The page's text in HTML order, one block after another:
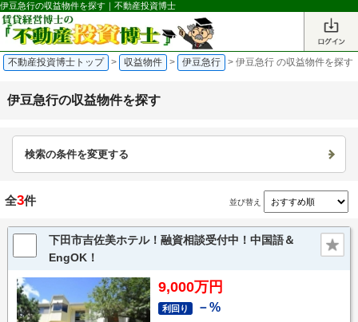
伊豆急行の収益物件を探す｜不動産投資博士
不動産投資博士トップ > 収益物件 > 伊豆急行 > 伊豆急行 の収益物件を探す
伊豆急行の収益物件を探す
検索の条件を変更する
全3件 並び替え
下田市吉佐美ホテル！融資相談受付中！中国語＆
EngOK！
9,000万円
利回り －%